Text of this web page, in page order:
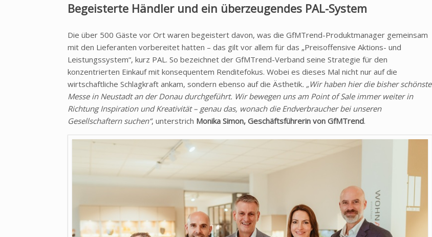
Begeisterte Händler und ein überzeugendes PAL-System
Die über 500 Gäste vor Ort waren begeistert davon, was die GfMTrend-Produktmanager gemeinsam
mit den Lieferanten vorbereitet hatten – das gilt vor allem für das „Preisoffensive Aktions- und
Leistungssystem“, kurz PAL. So bezeichnet der GfMTrend-Verband seine Strategie für den
konzentrierten Einkauf mit konsequentem Renditefokus. Wobei es dieses Mal nicht nur auf die
wirtschaftliche Schlagkraft ankam, sondern ebenso auf die Ästhetik. „Wir haben hier die bisher schönste
Messe in Neustadt an der Donau durchgeführt. Wir bewegen uns am Point of Sale immer weiter in
Richtung Inspiration und Kreativität – genau das, wonach die Endverbraucher bei unseren
Gesellschaftern suchen“, unterstrich Monika Simon, Geschäftsführerin von GfMTrend.